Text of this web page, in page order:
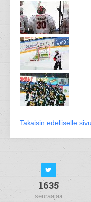
Takaisin edelliselle
1635
seuraajaa